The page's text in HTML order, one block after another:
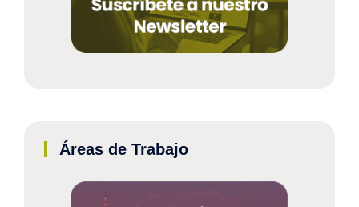
Áreas de Trabajo